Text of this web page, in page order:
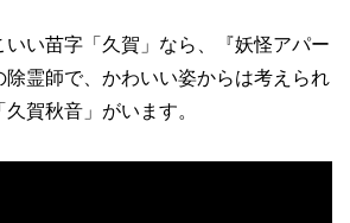
い苗字「久賀」なら、『妖怪アパー
除霊師で、かわいい姿からは考えられ
賀秋音」がいます。